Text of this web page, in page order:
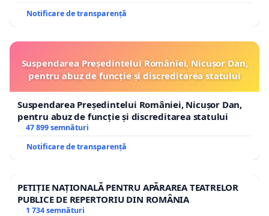
Notificare de transparență
Suspendarea Președintelui României, Nicușor Dan,
pentru abuz de funcție și discreditarea statului
Suspendarea Președintelui României, Nicușor Dan,
pentru abuz de funcție și discreditarea statului
47 899 semnături
Notificare de transparență
PETIȚIE NAȚIONALĂ PENTRU APĂRAREA TEATRELOR
PUBLICE DE REPERTORIU DIN ROMÂNIA
1 734 semnături